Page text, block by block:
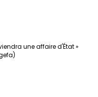
une affaire d'État »